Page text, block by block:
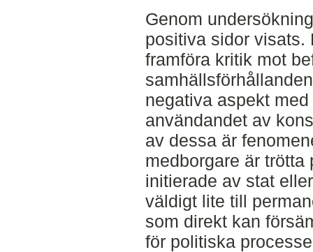
Genom
positiva sidor visats.
framföra kritik mot
negativa aspekt med
användandet av
av dessa är
medborgare är
initierade av stat
väldigt lite till
som direkt kan
för politiska